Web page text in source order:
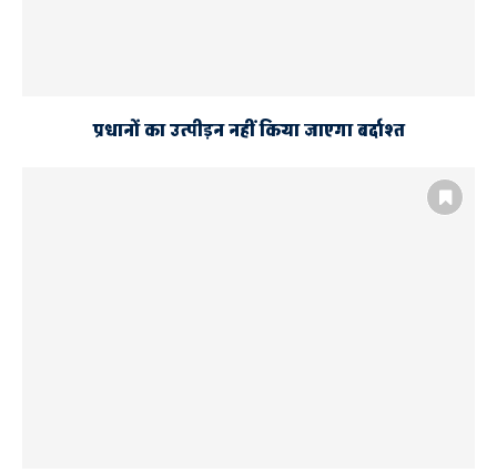
प्रधानों का उत्पीड़न नहीं किया जाएगा बर्दाश्त